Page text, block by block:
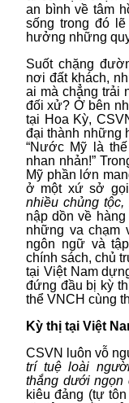
an bình về tâm
sống trong đó
hưởng những
Suốt chặng
nơi đất khách,
ai mà chẳng trải
đối xử? Ở bên
tại Hoa Kỳ,
đại thành những
“Nước Mỹ là
nhan nhản!”
Mỹ phần lớn
ở một xứ sở
nhiều chủng
nập dồn về
những va chạm
ngôn ngữ và
chính sách, chủ
tại Việt Nam
đứng đầu bị kỳ
thể VNCH cùng
Kỳ thị tại Việt
CSVN luôn vỗ
trí tuệ loài
thắng dưới ngọn
kiêu đảng (tự